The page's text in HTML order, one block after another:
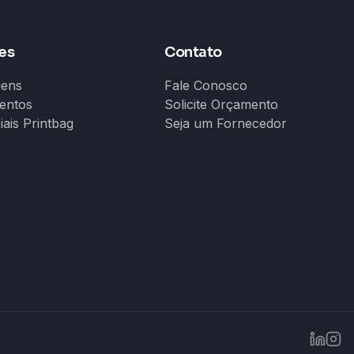
Printbag
Contato
Fale Conosco
Solicite Orçamento
Seja um Fornecedor